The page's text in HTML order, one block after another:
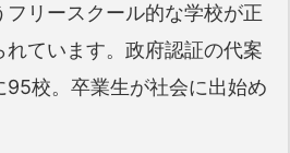
リースクール的な学校が正
ています。政府認証の代案
校。卒業生が社会に出始め